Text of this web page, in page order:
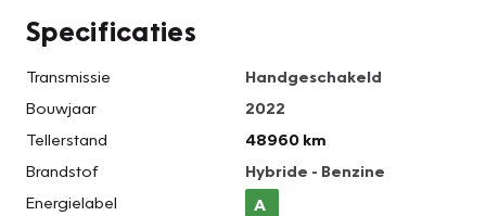
Specificaties
Transmissie
Handgeschakeld
Bouwjaar
2022
Tellerstand
48960 km
Brandstof
Hybride - Benzine
Energielabel
A